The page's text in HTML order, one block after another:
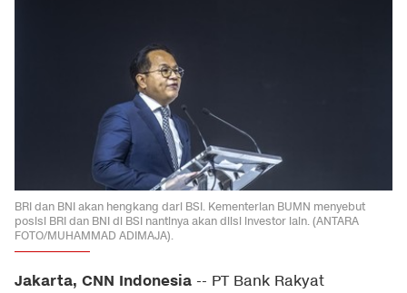
BRI dan BNI akan hengkang dari BSI. Kementerian BUMN menyebut
posisi BRI dan BNI di BSI nantinya akan diisi investor lain. (ANTARA
FOTO/MUHAMMAD ADIMAJA).
Jakarta, CNN Indonesia -- PT Bank Rakyat